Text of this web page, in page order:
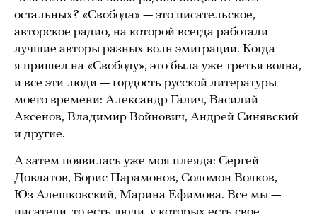
остальных? «Свобода» — это писательское,
авторское радио, на которой всегда работали
лучшие авторы разных волн эмиграции. Когда
я пришел на «Свободу», это была уже третья волна,
и все эти люди — гордость русской литературы
моего времени: Александр Галич, Василий
Аксенов, Владимир Войнович, Андрей Синявский
и другие.
А затем появилась уже моя плеяда: Сергей
Довлатов, Борис Парамонов, Соломон Волков,
Юз Алешковский, Марина Ефимова. Все мы —